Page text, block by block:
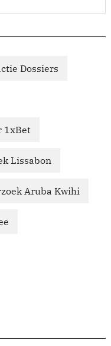
Dossiers
1xBet
Lissabon
Aruba Kwihi